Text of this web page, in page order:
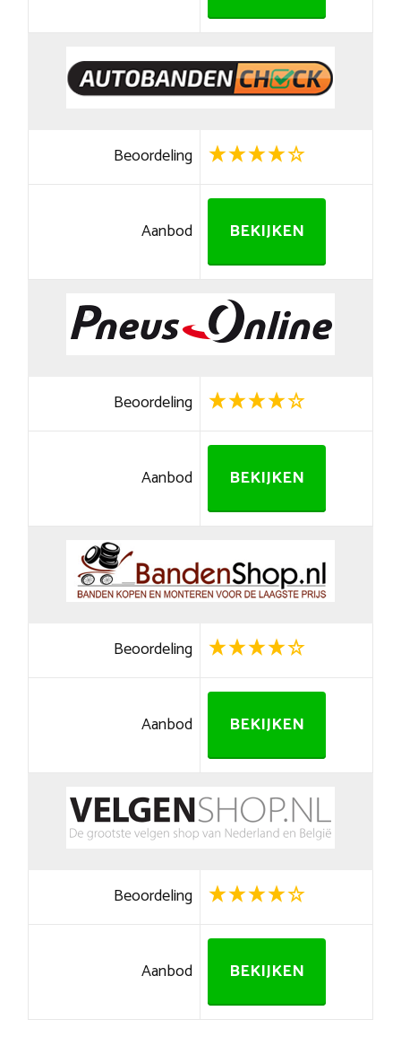
Beoordeling
Aanbod BEKIJKEN
Beoordeling
Aanbod BEKIJKEN
Beoordeling
Aanbod BEKIJKEN
Beoordeling
Aanbod BEKIJKEN